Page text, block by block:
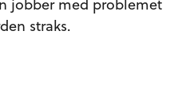
straks.